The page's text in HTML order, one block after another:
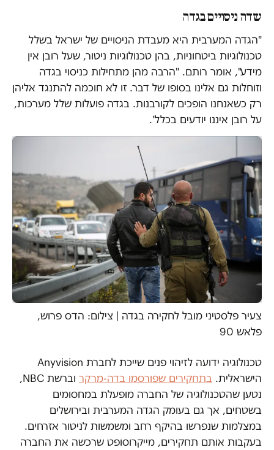
שדה ניסויים בגדה
"הגדה המערבית היא מעבדת הניסויים של ישראל בשלל
טכנולוגיות ביטחוניות, בהן טכנולוגיות ניטור, שעל רובן אין
מידע", אומר רותם. "הרבה מהן מתחילות כניסוי בגדה
וזוחלות גם אלינו בסופו של דבר. זו לא חוכמה להתנגד אליהן
רק כשאנחנו הופכים לקורבנות. בגדה פועלות שלל מערכות,
על רובן איננו יודעים בכלל".
צעיר פלסטיני מובל לחקירה בגדה | צילום: הדס פרוש,
פלאש 90
טכנולוגיה ידועה לזיהוי פנים שייכת לחברת Anyvision
הישראלית. בתחקירים שפורסמו בדה-מרקר
וברשת NBC,
נטען שהטכנולוגיה של החברה מופעלת במחסומים
בשטחים, אך גם בעומק הגדה המערבית ובירושלים
במצלמות שנפרשו בהיקף רחב ומשמשות לניטור אזרחים.
בעקבות אותם תחקירים, מייקרוסופט שרכשה את החברה